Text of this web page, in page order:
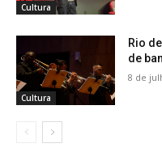
Cultura
Cultura
Rio
de
8 de